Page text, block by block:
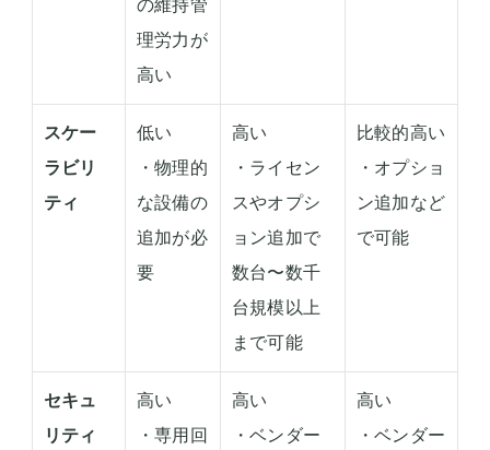
の維持管
理労力が
高い
スケー
ラビリ
ティ
低い
・物理的
な設備の
追加が必
要
高い
・ライセン
スやオプシ
ョン追加で
数台〜数千
台規模以上
まで可能
比較的高い
・オプショ
ン追加など
で可能
セキュ
リティ
高い
・専用回
高い
・ベンダー
高い
・ベンダー